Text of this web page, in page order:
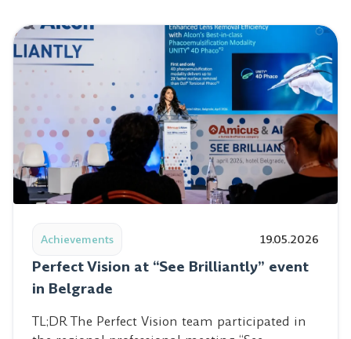
Achievements 19.05.2026
Perfect Vision at “See Brilliantly” event
in Belgrade
TL;DR The Perfect Vision team participated in